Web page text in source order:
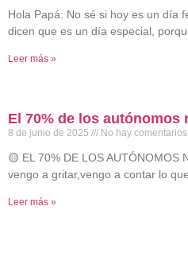
Hola Papá: No sé si hoy es un día
dicen que es un día especial,
Leer más »
El 70% de los autónomos
8 de junio de 2025 No hay comentarios
🟡 EL 70% DE LOS AUTÓNOMOS
vengo a gritar,vengo a contar lo
Leer más »